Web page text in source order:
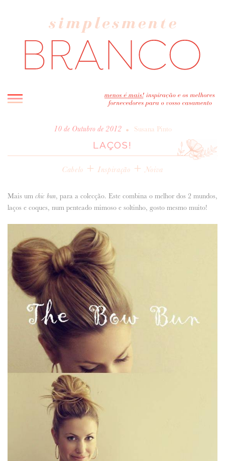
INICIO
BLOG
ENTREVISTAS
CASAVA-ME AQUI!
FORNECEDORES RECOMENDADOS
ANUNCIE CONNOSCO
10 de Outubro de 2012 • Susana Pinto
LAÇOS!
Cabelo + Inspiração +Noiva
Mais um chic bun, para a colecção. Este combina o melhor dos 2 mundos,
laços e coques, num penteado mimoso e soltinho, gosto mesmo muito!